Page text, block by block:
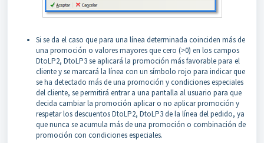
Si se da el caso que para una línea determinada coinciden más de
una promoción o valores mayores que cero (>0) en los campos
DtoLP2, DtoLP3 se aplicará la promoción más favorable para el
cliente y se marcará la línea con un símbolo rojo para indicar que
se ha detectado más de una promoción y condiciones especiales
del cliente, se permitirá entrar a una pantalla al usuario para que
decida cambiar la promoción aplicar o no aplicar promoción y
respetar los descuentos DtoLP2, DtoLP3 de la línea del pedido, ya
que nunca se acumula más de una promoción o combinación de
promoción con condiciones especiales.